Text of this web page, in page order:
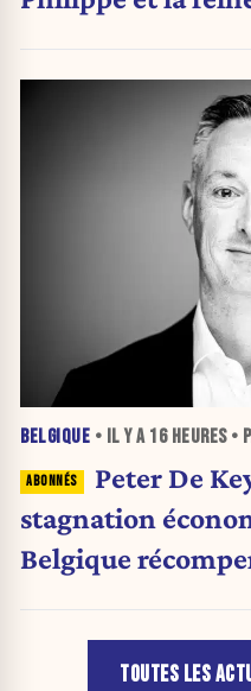
BELGIQUE • IL Y A 16 HEURES•
Peter De
stagnation
Belgique
TOUTES LES